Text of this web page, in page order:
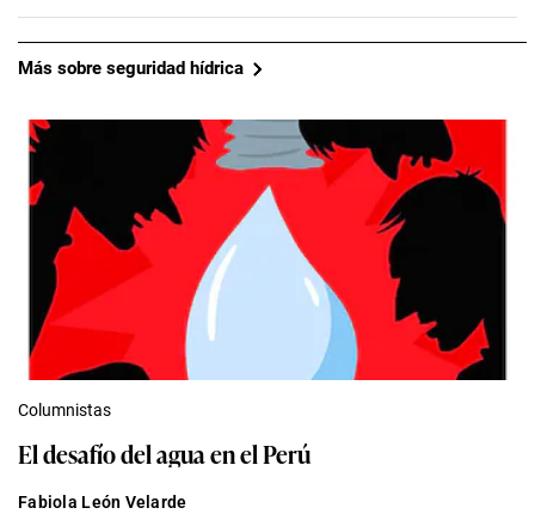
Más sobre seguridad hídrica
Columnistas
El desafío del agua en el Perú
Fabiola León Velarde